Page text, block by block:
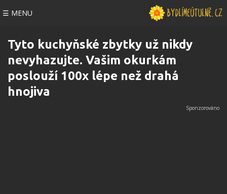
☰ MENU
Tyto kuchyňské zbytky už nikdy
nevyhazujte. Vašim okurkám
poslouží 100x lépe než drahá
hnojiva